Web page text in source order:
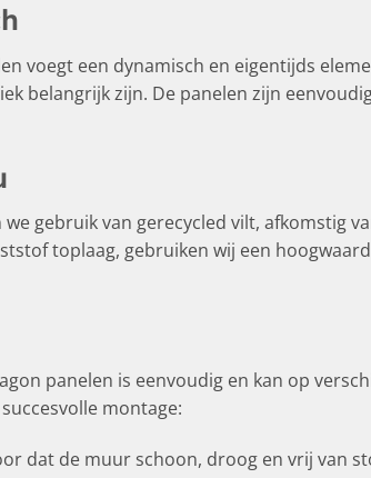
voegt een dynamisch en eigentijds
belangrijk zijn. De panelen zijn
gebruik van gerecycled vilt,
toplaag, gebruiken wij een
panelen is eenvoudig en kan op
montage:
dat de muur schoon, droog en vrij van